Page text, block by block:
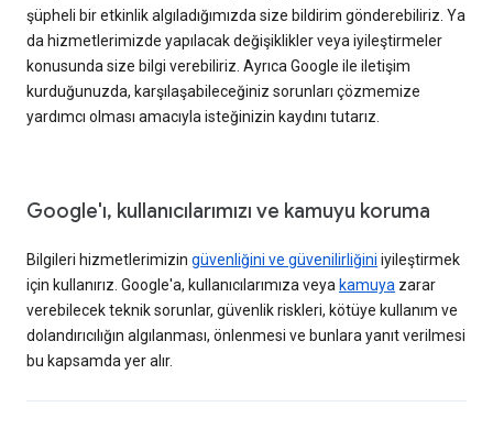
şüpheli bir etkinlik algıladığımızda size bildirim gönderebiliriz. Ya
da hizmetlerimizde yapılacak değişiklikler veya iyileştirmeler
konusunda size bilgi verebiliriz. Ayrıca Google ile iletişim
kurduğunuzda, karşılaşabileceğiniz sorunları çözmemize
yardımcı olması amacıyla isteğinizin kaydını tutarız.
Google'ı, kullanıcılarımızı ve kamuyu koruma
Bilgileri hizmetlerimizin güvenliğini ve güvenilirliğini iyileştirmek
için kullanırız. Google'a, kullanıcılarımıza veya kamuya zarar
verebilecek teknik sorunlar, güvenlik riskleri, kötüye kullanım ve
dolandırıcılığın algılanması, önlenmesi ve bunlara yanıt verilmesi
bu kapsamda yer alır.